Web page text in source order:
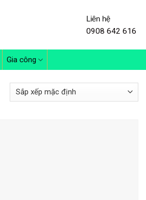
Liên hệ
0908 642 616
Gia công